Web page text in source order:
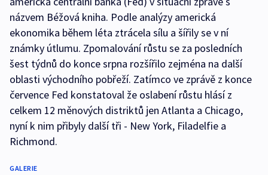
názvem Béžová kniha. Podle analýzy americká
ekonomika během léta ztrácela sílu a šířily se v ní
známky útlumu. Zpomalování růstu se za posledních
šest týdnů do konce srpna rozšířilo zejména na další
oblasti východního pobřeží. Zatímco ve zprávě z konce
července Fed konstatoval že oslabení růstu hlásí z
celkem 12 měnových distriktů jen Atlanta a Chicago,
nyní k nim přibyly další tři - New York, Filadelfie a
Richmond.
GALERIE